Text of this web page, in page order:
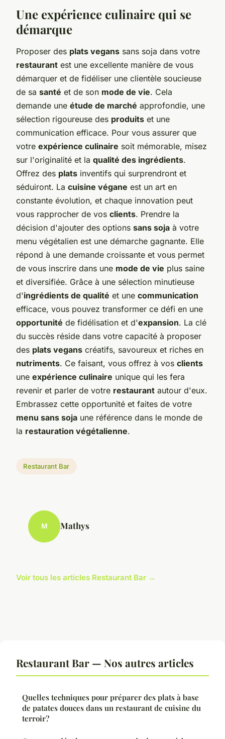
Une expérience culinaire qui se
démarque
Proposer des plats vegans sans soja dans votre
restaurant est une excellente manière de vous
démarquer et de fidéliser une clientèle soucieuse
de sa santé et de son mode de vie. Cela
demande une étude de marché approfondie, une
sélection rigoureuse des produits et une
communication efficace. Pour vous assurer que
votre expérience culinaire soit mémorable, misez
sur l'originalité et la qualité des ingrédients.
Offrez des plats inventifs qui surprendront et
séduiront. La cuisine végane est un art en
constante évolution, et chaque innovation peut
vous rapprocher de vos clients. Prendre la
décision d'ajouter des options sans soja à votre
menu végétalien est une démarche gagnante. Elle
répond à une demande croissante et vous permet
de vous inscrire dans une mode de vie plus saine
et diversifiée. Grâce à une sélection minutieuse
d'ingrédients de qualité et une communication
efficace, vous pouvez transformer ce défi en une
opportunité de fidélisation et d'expansion. La clé
du succès réside dans votre capacité à proposer
des plats vegans créatifs, savoureux et riches en
nutriments. Ce faisant, vous offrez à vos clients
une expérience culinaire unique qui les fera
revenir et parler de votre restaurant autour d'eux.
Embrassez cette opportunité et faites de votre
menu sans soja une référence dans le monde de
la restauration végétalienne.
Restaurant Bar
M Mathys
Voir tous les articles Restaurant Bar →
Restaurant Bar — Nos autres articles
Quelles techniques pour préparer des plats à base
de patates douces dans un restaurant de cuisine du
terroir?